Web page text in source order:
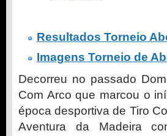
Resultados Torneio
Imagens Torneio de
Decorreu no passado
Com Arco que marcou o
época desportiva de Tiro
Aventura da Madeira